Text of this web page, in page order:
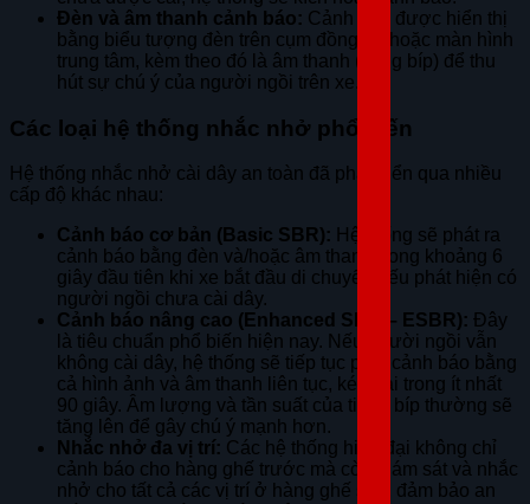
Đèn và âm thanh cảnh báo: Cảnh báo được hiển thị
bằng biểu tượng đèn trên cụm đồng hồ hoặc màn hình
trung tâm, kèm theo đó là âm thanh (tiếng bíp) để thu
hút sự chú ý của người ngồi trên xe.
Các loại hệ thống nhắc nhở phổ biến
Hệ thống nhắc nhở cài dây an toàn đã phát triển qua nhiều
cấp độ khác nhau:
Cảnh báo cơ bản (Basic SBR): Hệ thống sẽ phát ra
cảnh báo bằng đèn và/hoặc âm thanh trong khoảng 6
giây đầu tiên khi xe bắt đầu di chuyển nếu phát hiện có
người ngồi chưa cài dây.
Cảnh báo nâng cao (Enhanced SBR – ESBR): Đây
là tiêu chuẩn phổ biến hiện nay. Nếu người ngồi vẫn
không cài dây, hệ thống sẽ tiếp tục phát cảnh báo bằng
cả hình ảnh và âm thanh liên tục, kéo dài trong ít nhất
90 giây. Âm lượng và tần suất của tiếng bíp thường sẽ
tăng lên để gây chú ý mạnh hơn.
Nhắc nhở đa vị trí: Các hệ thống hiện đại không chỉ
cảnh báo cho hàng ghế trước mà còn giám sát và nhắc
nhở cho tất cả các vị trí ở hàng ghế sau, đảm bảo an